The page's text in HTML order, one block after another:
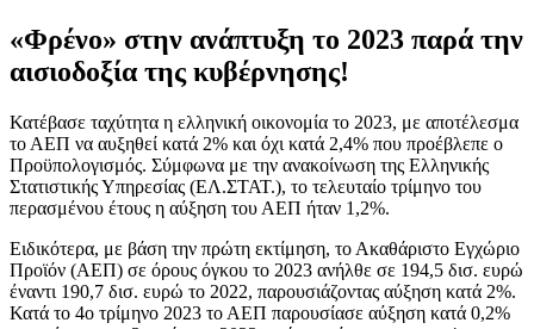
«Φρένο» στην ανάπτυξη το 2023 παρά την
αισιοδοξία της κυβέρνησης!
Κατέβασε ταχύτητα η ελληνική οικονομία το 2023, με αποτέλεσμα
το ΑΕΠ να αυξηθεί κατά 2% και όχι κατά 2,4% που προέβλεπε ο
Προϋπολογισμός. Σύμφωνα με την ανακοίνωση της Ελληνικής
Στατιστικής Υπηρεσίας (ΕΛ.ΣΤΑΤ.), το τελευταίο τρίμηνο του
περασμένου έτους η αύξηση του ΑΕΠ ήταν 1,2%.
Ειδικότερα, με βάση την πρώτη εκτίμηση, το Ακαθάριστο Εγχώριο
Προϊόν (ΑΕΠ) σε όρους όγκου το 2023 ανήλθε σε 194,5 δισ. ευρώ
έναντι 190,7 δισ. ευρώ το 2022, παρουσιάζοντας αύξηση κατά 2%.
Κατά το 4ο τρίμηνο 2023 το ΑΕΠ παρουσίασε αύξηση κατά 0,2%